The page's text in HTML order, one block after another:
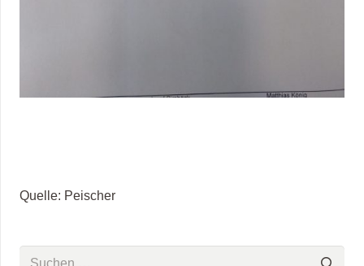
Quelle: Peischer
Suchen